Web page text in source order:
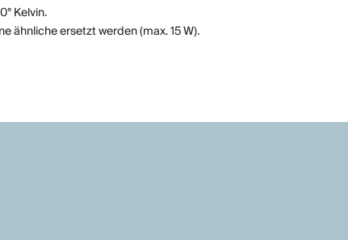
Kelvin.
ähnliche ersetzt werden (max. 15 W).